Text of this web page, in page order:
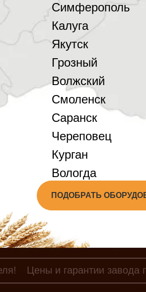
Симферополь
Калуга
Якутск
Грозный
Волжский
Смоленск
Саранск
Череповец
Курган
Вологда
ПОДОБРАТЬ
Цены и гарантии завода